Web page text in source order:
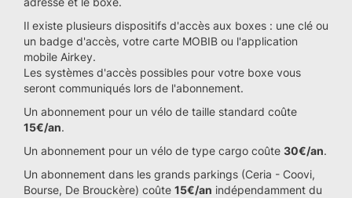
Il existe plusieurs dispositifs d'accès aux boxes : une clé ou
un badge d'accès, votre carte MOBIB ou l'application
mobile Airkey.
Les systèmes d'accès possibles pour votre boxe vous
seront communiqués lors de l'abonnement.
Un abonnement pour un vélo de taille standard coûte
15€/an.
Un abonnement pour un vélo de type cargo coûte 30€/an.
Un abonnement dans les grands parkings (Ceria - Coovi,
Bourse, De Brouckère) coûte 15€/an indépendamment du